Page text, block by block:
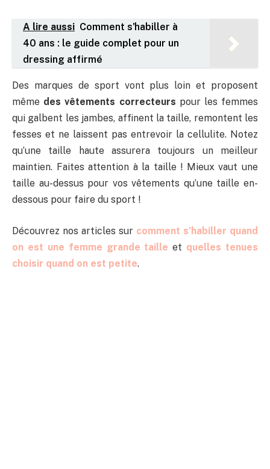
A lire aussi Comment s'habiller à
40 ans : le guide complet pour un
dressing affirmé
Des marques de sport vont plus loin et proposent
même des vêtements correcteurs pour les femmes
qui galbent les jambes, affinent la taille, remontent les
fesses et ne laissent pas entrevoir la cellulite. Notez
qu’une taille haute assurera toujours un meilleur
maintien. Faites attention à la taille ! Mieux vaut une
taille au-dessus pour vos vêtements qu’une taille en-
dessous pour faire du sport !
Découvrez nos articles sur comment s’habiller quand
on est une femme grande taille et quelles tenues
choisir quand on est petite.